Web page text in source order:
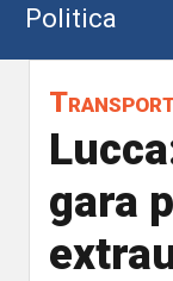
Politica
gara